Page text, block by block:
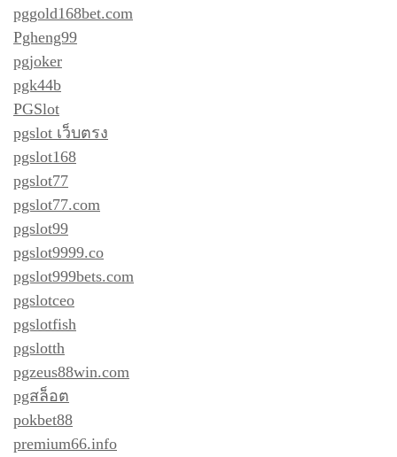
pggold168bet.com
Pgheng99
pgjoker
pgk44b
PGSlot
pgslot เว็บตรง
pgslot168
pgslot77
pgslot77.com
pgslot99
pgslot9999.co
pgslot999bets.com
pgslotceo
pgslotfish
pgslotth
pgzeus88win.com
pgสล็อต
pokbet88
premium66.info